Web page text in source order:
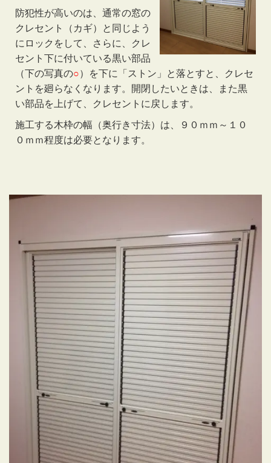
防犯性が高いのは、通常の窓の
クレセント（カギ）と同じよう
にロックをして、さらに、クレ
セント下に付いている黒い部品
（下の写真の○）を下に「ストン」と落とすと、クレセ
ントを廻らなくなります。開閉したいときは、また黒
い部品を上げて、クレセントに戻します。
施工する木枠の幅（奥行き寸法）は、９０ｍｍ～１０
０ｍｍ程度は必要となります。